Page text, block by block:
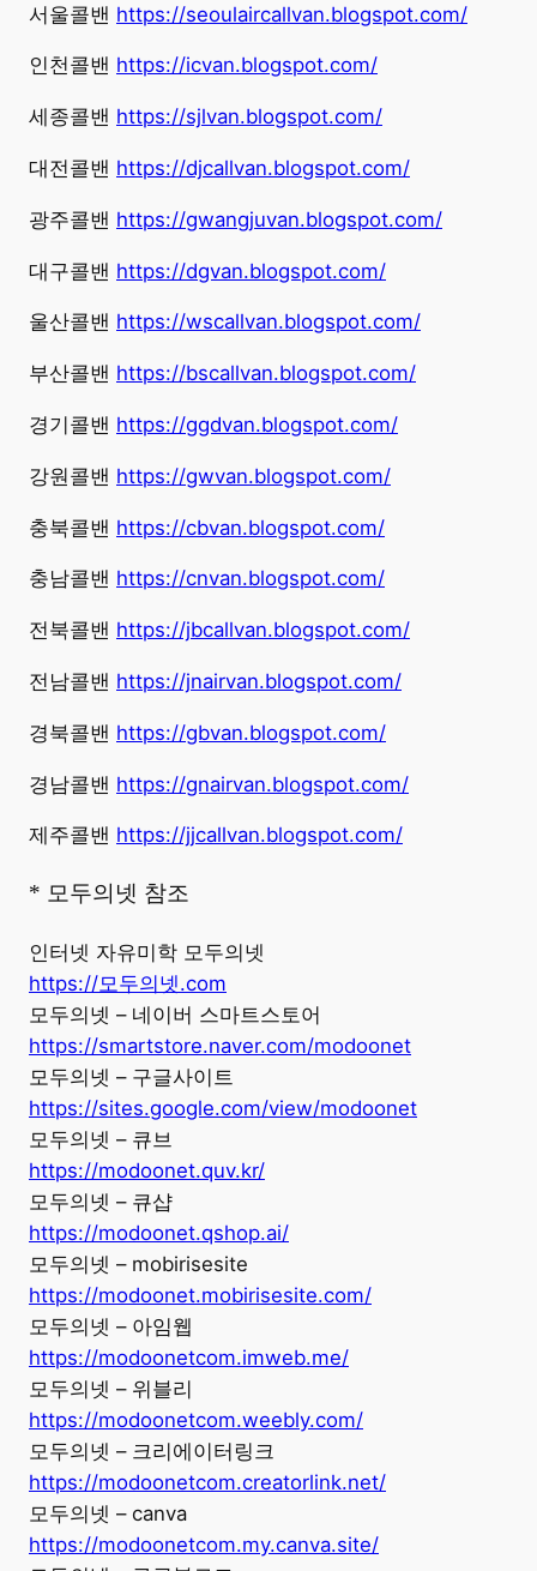
서울콜밴 https://seoulaircallvan.blogspot.com/
인천콜밴 https://icvan.blogspot.com/
세종콜밴 https://sjlvan.blogspot.com/
대전콜밴 https://djcallvan.blogspot.com/
광주콜밴 https://gwangjuvan.blogspot.com/
대구콜밴 https://dgvan.blogspot.com/
울산콜밴 https://wscallvan.blogspot.com/
부산콜밴 https://bscallvan.blogspot.com/
경기콜밴 https://ggdvan.blogspot.com/
강원콜밴 https://gwvan.blogspot.com/
충북콜밴 https://cbvan.blogspot.com/
충남콜밴 https://cnvan.blogspot.com/
전북콜밴 https://jbcallvan.blogspot.com/
전남콜밴 https://jnairvan.blogspot.com/
경북콜밴 https://gbvan.blogspot.com/
경남콜밴 https://gnairvan.blogspot.com/
제주콜밴 https://jjcallvan.blogspot.com/
* 모두의넷 참조
인터넷 자유미학 모두의넷
https://모두의넷.com
모두의넷 – 네이버 스마트스토어
https://smartstore.naver.com/modoonet
모두의넷 – 구글사이트
https://sites.google.com/view/modoonet
모두의넷 – 큐브
https://modoonet.quv.kr/
모두의넷 – 큐샵
https://modoonet.qshop.ai/
모두의넷 – mobirisesite
https://modoonet.mobirisesite.com/
모두의넷 – 아임웹
https://modoonetcom.imweb.me/
모두의넷 – 위블리
https://modoonetcom.weebly.com/
모두의넷 – 크리에이터링크
https://modoonetcom.creatorlink.net/
모두의넷 – canva
https://modoonetcom.my.canva.site/